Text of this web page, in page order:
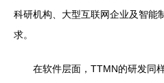
科研机构、大型互联网企业及智能
求。
在软件层面，TTMN的研发同